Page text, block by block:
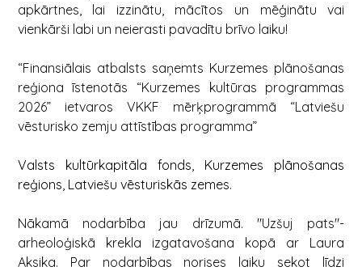
apkārtnes, lai izzinātu, mācītos un mēģinātu vai
vienkārši labi un neierasti pavadītu brīvo laiku!
“Finansiālais atbalsts saņemts Kurzemes plānošanas
reģiona īstenotās “Kurzemes kultūras programmas
2026” ietvaros VKKF mērķprogrammā “Latviešu
vēsturisko zemju attīstības programma”
Valsts kultūrkapitāla fonds
Kurzemes plānošanas
reģions Latviešu vēsturiskās zemes.
Nākamā nodarbība jau drīzumā. "Uzšuj pats"-
arheoloģiskā krekla izgatavošana kopā ar Laura
Aksika. Par nodarbības norises laiku sekot līdzi